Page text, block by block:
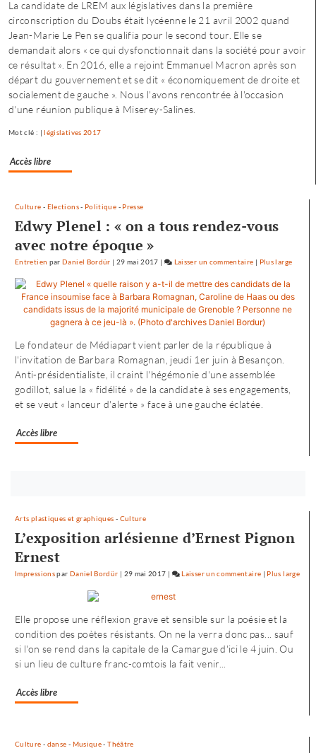
Besançon
:
«
une
offre
où
chacun
La candidate de LREM aux législatives dans la première
circonscription du Doubs était lycéenne le 21 avril 2002 quand
Jean-Marie Le Pen se qualifia pour le second tour. Elle se
demandait alors « ce qui dysfonctionnait dans la société pour avoir
ce résultat ». En 2016, elle a rejoint Emmanuel Macron après son
départ du gouvernement et se dit « économiquement de droite et
socialement de gauche ». Nous l'avons rencontrée à l'occasion
d'une réunion publique à Miserey-Salines.
Mot clé : | législatives 2017
Accès libre
Culture - Elections- Politique - Presse
Edwy Plenel : « on a tous rendez-vous
avec notre époque »
Entretien par Daniel Bordür 29 mai 2017 Laisser un commentaire on
à
Besançon
où
Plus large
Le fondateur de Médiapart vient parler de la république à
l'invitation de Barbara Romagnan, jeudi 1er juin à Besançon.
Anti-présidentialiste, il craint l'hégémonie d'une assemblée
godillot, salue la « fidélité » de la candidate à ses engagements,
et se veut « lanceur d'alerte » face à une gauche éclatée.
Accès libre
vous
maintenant
Arts plastiques et graphiques - Culture
L’exposition arlésienne d’Ernest Pignon
Ernest
Impressionspar Daniel Bordür 29 mai 2017 Laisser un commentaire on
à
Besançon
:
Plus large
Elle propose une réflexion grave et sensible sur la poésie et la
condition des poètes résistants. On ne la verra donc pas... sauf
si l'on se rend dans la capitale de la Camargue d'ici le 4 juin. Ou
si un lieu de culture franc-comtois la fait venir...
Accès libre
Culture - danse - Musique-Théâtre